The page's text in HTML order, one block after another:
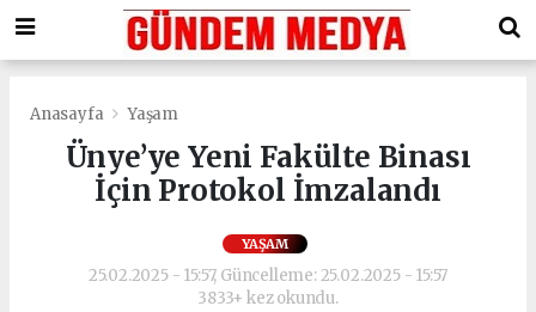
Anasayfa Yaşam
Ünye’ye Yeni Fakülte Binası
İçin Protokol İmzalandı
YAŞAM
25.02.2025 - 15:57, Güncelleme: 25.02.2025 - 15:57
3833+ kez okundu.